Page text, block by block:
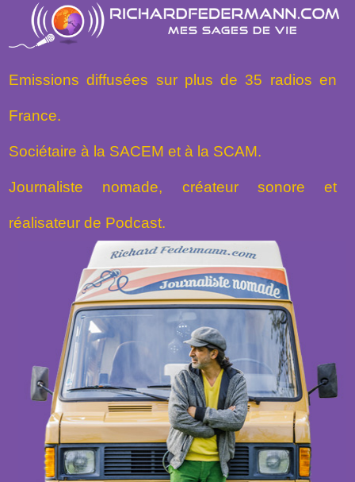
Emissions diffusées sur plus de 35 radios en
France.
Sociétaire à la SACEM et à la SCAM.
Journaliste nomade, créateur sonore et
réalisateur de Podcast.